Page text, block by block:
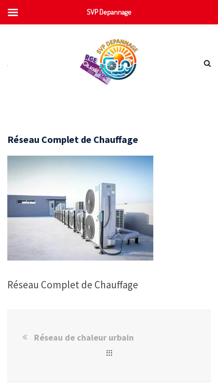
Réseau Complet de Chauffage
Réseau Complet de Chauffage
Réseau de chaleur urbain
SVP Depannage